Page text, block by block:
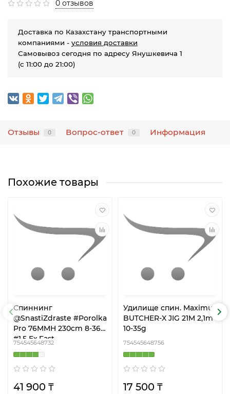
0 отзывов
Доставка по Казахстану транспортными
компаниями - условия доставки
Самовывоз сегодня по адресу Янушкевича 1
(с 11:00 до 21:00)
Отзывы 0 Вопрос-ответ 0 Информация
Похожие товары
Спиннинг
@SnastiZdraste #Porolka
Pro 76MMH 230cm 8-36g
#1.5 Ex.Fast
754545648732
41 900 ₸
Удилище спин. Maximus
BUTCHER-X JIG 21M 2,1m
10-35g
754545648756
17 500 ₸